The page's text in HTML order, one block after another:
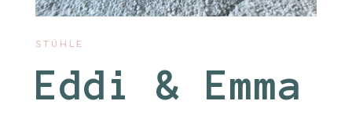
STÜHLE
Eddi & Emma